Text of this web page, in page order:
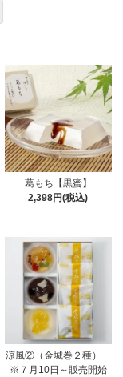
葛もち【黒蜜】
2,398円(税込)
涼風②（金城巻２種）
※７月10日～販売開始